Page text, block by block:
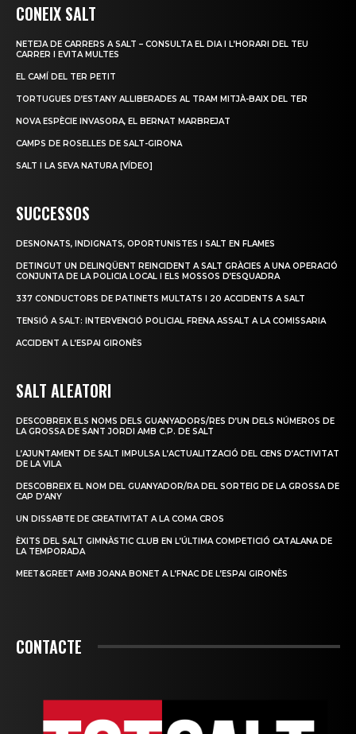
CONEIX SALT
NETEJA DE CARRERS A SALT – CONSULTA EL DIA I L’HORARI DEL TEU
CARRER I EVITA MULTES
EL CAMÍ DEL TER PETIT
TORTUGUES D’ESTANY ALLIBERADES AL TRAM MITJÀ-BAIX DEL TER
NOVA ESPÈCIE INVASORA, EL BERNAT MARBREJAT
CAMPS DE ROSELLES DE SALT-GIRONA
SALT I LA SEVA NATURA [VÍDEO]
SUCCESSOS
DESNONATS, INDIGNATS, OPORTUNISTES I SALT EN FLAMES
DETINGUT UN DELINQÜENT REINCIDENT A SALT GRÀCIES A UNA OPERACIÓ
CONJUNTA DE LA POLICIA LOCAL I ELS MOSSOS D’ESQUADRA
337 CONDUCTORS DE PATINETS MULTATS I 20 ACCIDENTS A SALT
TENSIÓ A SALT: INTERVENCIÓ POLICIAL FRENA ASSALT A LA COMISSARIA
ACCIDENT A L’ESPAI GIRONÈS
SALT ALEATORI
DESCOBREIX ELS NOMS DELS GUANYADORS/RES D’UN DELS NÚMEROS DE
LA GROSSA DE SANT JORDI AMB C.P. DE SALT
L’AJUNTAMENT DE SALT IMPULSA L’ACTUALITZACIÓ DEL CENS D’ACTIVITAT
DE LA VILA
DESCOBREIX EL NOM DEL GUANYADOR/RA DEL SORTEIG DE LA GROSSA DE
CAP D’ANY
UN DISSABTE DE CREATIVITAT A LA COMA CROS
ÈXITS DEL SALT GIMNÀSTIC CLUB EN L’ÚLTIMA COMPETICIÓ CATALANA DE
LA TEMPORADA
MEET&GREET AMB JOANA BONET A L’FNAC DE L’ESPAI GIRONÈS
CONTACTE